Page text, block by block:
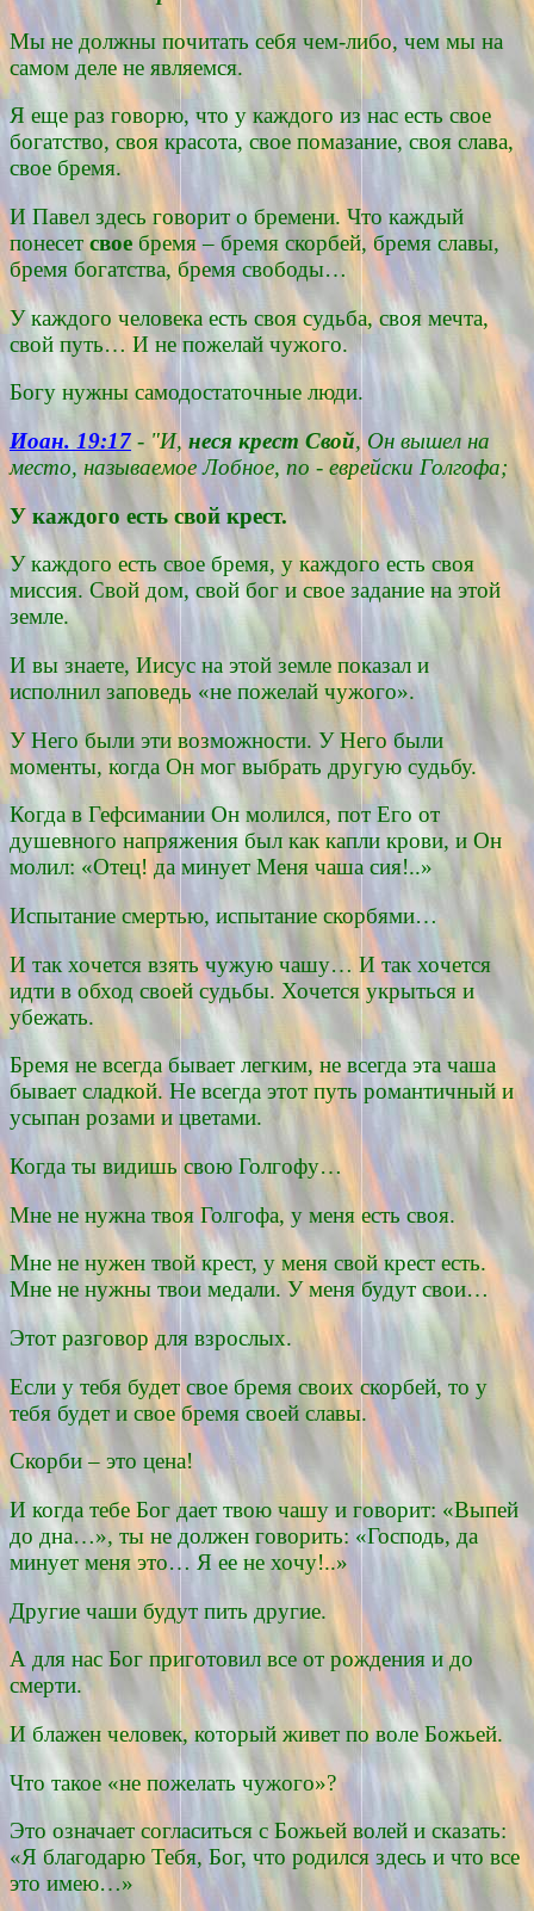
Мы не должны почитать себя чем-либо, чем мы на
самом деле не являемся.
Я еще раз говорю, что у каждого из нас есть свое
богатство, своя красота, свое помазание, своя слава,
свое бремя.
И Павел здесь говорит о бремени. Что каждый
понесет свое бремя – бремя скорбей, бремя славы,
бремя богатства, бремя свободы…
У каждого человека есть своя судьба, своя мечта,
свой путь… И не пожелай чужого.
Богу нужны самодостаточные люди.
Иоан. 19:17 - "И,неся крест Свой, Он вышел на
место, называемое Лобное, по - еврейски Голгофа;
У каждого есть свой крест.
У каждого есть свое бремя, у каждого есть своя
миссия. Свой дом, свой бог и свое задание на этой
земле.
И вы знаете, Иисус на этой земле показал и
исполнил заповедь «не пожелай чужого».
У Него были эти возможности. У Него были
моменты, когда Он мог выбрать другую судьбу.
Когда в Гефсимании Он молился, пот Его от
душевного напряжения был как капли крови, и Он
молил: «Отец! да минует Меня чаша сия!..»
Испытание смертью, испытание скорбями…
И так хочется взять чужую чашу… И так хочется
идти в обход своей судьбы. Хочется укрыться и
убежать.
Бремя не всегда бывает легким, не всегда эта чаша
бывает сладкой. Не всегда этот путь романтичный и
усыпан розами и цветами.
Когда ты видишь свою Голгофу…
Мне не нужна твоя Голгофа, у меня есть своя.
Мне не нужен твой крест, у меня свой крест есть.
Мне не нужны твои медали. У меня будут свои…
Этот разговор для взрослых.
Если у тебя будет свое бремя своих скорбей, то у
тебя будет и свое бремя своей славы.
Скорби – это цена!
И когда тебе Бог дает твою чашу и говорит: «Выпей
до дна…», ты не должен говорить: «Господь, да
минует меня это… Я ее не хочу!..»
Другие чаши будут пить другие.
А для нас Бог приготовил все от рождения и до
смерти.
И блажен человек, который живет по воле Божьей.
Что такое «не пожелать чужого»?
Это означает согласиться с Божьей волей и сказать:
«Я благодарю Тебя, Бог, что родился здесь и что все
это имею…»